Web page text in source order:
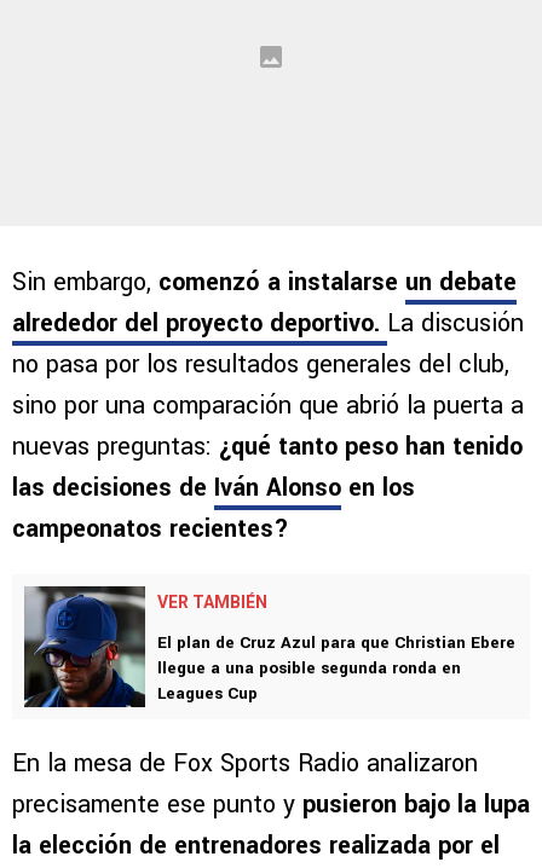
Sin embargo, comenzó a instalarse un debate
alrededor del proyecto deportivo. La discusión
no pasa por los resultados generales del club,
sino por una comparación que abrió la puerta a
nuevas preguntas: ¿qué tanto peso han tenido
las decisiones de Iván Alonso en los
campeonatos recientes?
VER TAMBIÉN
El plan de Cruz Azul para que Christian Ebere
llegue a una posible segunda ronda en
Leagues Cup
En la mesa de Fox Sports Radio analizaron
precisamente ese punto y pusieron bajo la lupa
la elección de entrenadores realizada por el